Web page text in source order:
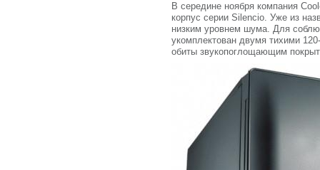
В середине ноября компания
корпус серии Silencio. Уже из
низким уровнем шума. Для
укомплектован двумя тихими
обиты звукопоглощающим